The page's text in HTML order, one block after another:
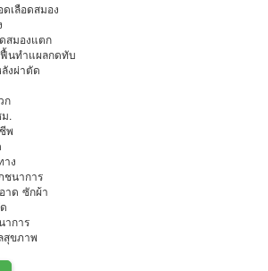
เลือดสมอง
สมองแตก
นทำแผลกดทับ
งผ่าตัด
ก
.
พ
าง
ชนาการ
าด ซักผ้า
าการ
สุขภาพ